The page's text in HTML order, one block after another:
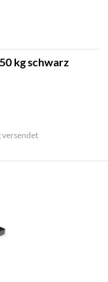
kg schwarz
versendet